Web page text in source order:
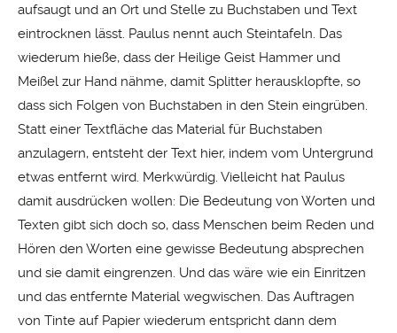
aufsaugt und an Ort und Stelle zu Buchstaben und Text
eintrocknen lässt. Paulus nennt auch Steintafeln. Das
wiederum hieße, dass der Heilige Geist Hammer und
Meißel zur Hand nähme, damit Splitter herausklopfte, so
dass sich Folgen von Buchstaben in den Stein eingrüben.
Statt einer Textfläche das Material für Buchstaben
anzulagern, entsteht der Text hier, indem vom Untergrund
etwas entfernt wird. Merkwürdig. Vielleicht hat Paulus
damit ausdrücken wollen: Die Bedeutung von Worten und
Texten gibt sich doch so, dass Menschen beim Reden und
Hören den Worten eine gewisse Bedeutung absprechen
und sie damit eingrenzen. Und das wäre wie ein Einritzen
und das entfernte Material wegwischen. Das Auftragen
von Tinte auf Papier wiederum entspricht dann dem